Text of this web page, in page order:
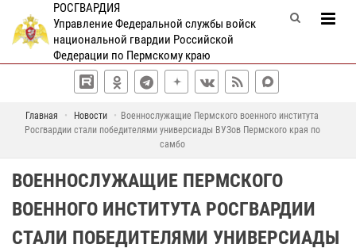
РОСГВАРДИЯ
Управление Федеральной службы войск
национальной гвардии Российской
Федерации по Пермскому краю
Главная Новости
Военнослужащие Пермского военного института
Росгвардии стали победителями универсиады ВУЗов Пермского края по
самбо
ВОЕННОСЛУЖАЩИЕ ПЕРМСКОГО
ВОЕННОГО ИНСТИТУТА РОСГВАРДИИ
СТАЛИ ПОБЕДИТЕЛЯМИ УНИВЕРСИАДЫ